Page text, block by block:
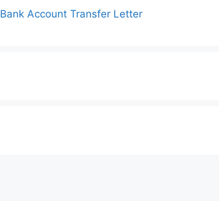
Bank Account Transfer Letter